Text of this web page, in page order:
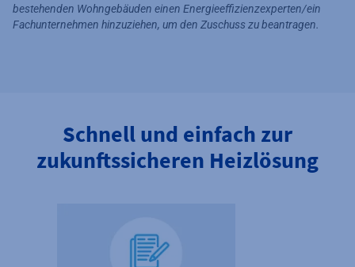
bestehenden Wohngebäuden einen Energieeffizienzexperten/ein
Fachunternehmen hinzuziehen, um den Zuschuss zu beantragen.
Schnell und einfach zur
zukunftssicheren Heizlösung